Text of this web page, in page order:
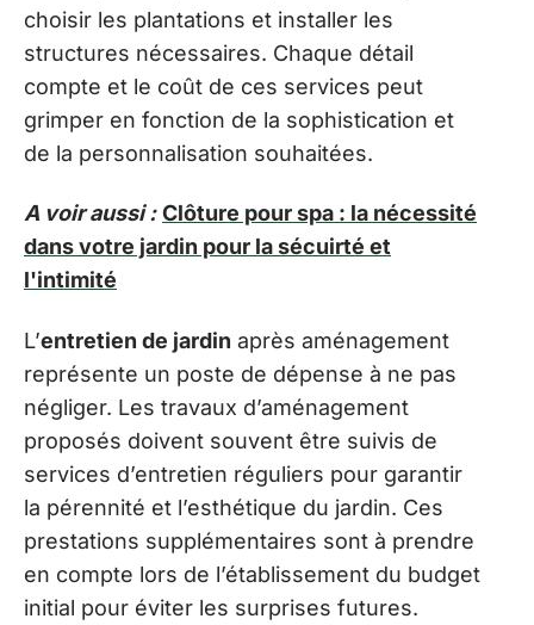
choisir les plantations et installer les
structures nécessaires. Chaque détail
compte et le coût de ces services peut
grimper en fonction de la sophistication et
de la personnalisation souhaitées.
A voir aussi : Clôture pour spa : la nécessité
dans votre jardin pour la sécuirté et
l'intimité
L’entretien de jardin après aménagement
représente un poste de dépense à ne pas
négliger. Les travaux d’aménagement
proposés doivent souvent être suivis de
services d’entretien réguliers pour garantir
la pérennité et l’esthétique du jardin. Ces
prestations supplémentaires sont à prendre
en compte lors de l’établissement du budget
initial pour éviter les surprises futures.